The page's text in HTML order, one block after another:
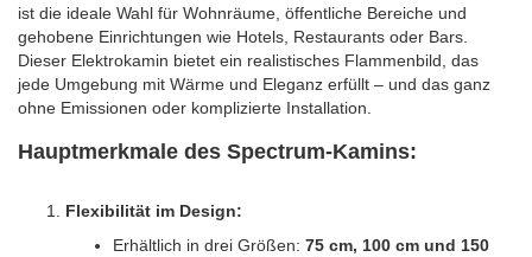
ist die ideale Wahl für Wohnräume, öffentliche Bereiche und
gehobene Einrichtungen wie Hotels, Restaurants oder Bars.
Dieser Elektrokamin bietet ein realistisches Flammenbild, das
jede Umgebung mit Wärme und Eleganz erfüllt – und das ganz
ohne Emissionen oder komplizierte Installation.
Hauptmerkmale des Spectrum-Kamins:
Flexibilität im Design:
Erhältlich in drei Größen: 75 cm, 100 cm und 150